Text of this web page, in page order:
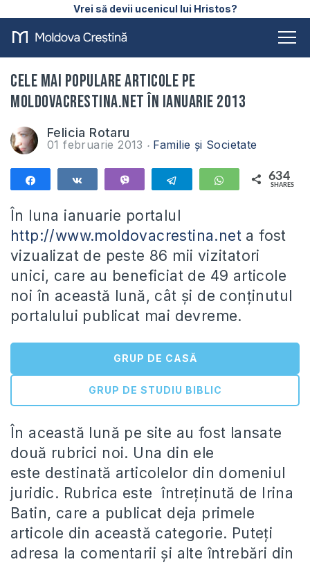
Vrei să devii ucenicul lui Hristos?
Cele mai populare articole pe
Moldovacrestina.net în ianuarie 2013
Felicia Rotaru
01 februarie 2013 Familie și Societate
Telegram WhatsApp
634
SHARES
În luna ianuarie portalul
http://www.moldovacrestina.net a fost
vizualizat de peste 86 mii vizitatori
unici, care au beneficiat de 49 articole
noi în această lună, cât și de conținutul
portalului publicat mai devreme.
GRUP DE CASĂ
GRUP DE STUDIU BIBLIC
În această lună pe site au fost lansate
două rubrici noi. Una din ele
este destinată articolelor din domeniul
juridic. Rubrica este întreținută de Irina
Batin, care a publicat deja primele
articole din această categorie. Puteți
adresa la comentarii și alte întrebări din